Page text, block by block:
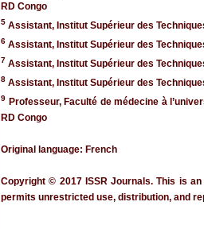
RD Congo
5 Assistant, Institut Supérieur des
6 Assistant, Institut Supérieur des
7 Assistant, Institut Supérieur des
8 Assistant, Institut Supérieur des
9 Professeur, Faculté de médecine à
RD Congo
Original language: French
Copyright © 2017 ISSR Journals. This is
permits unrestricted use, distribution, and